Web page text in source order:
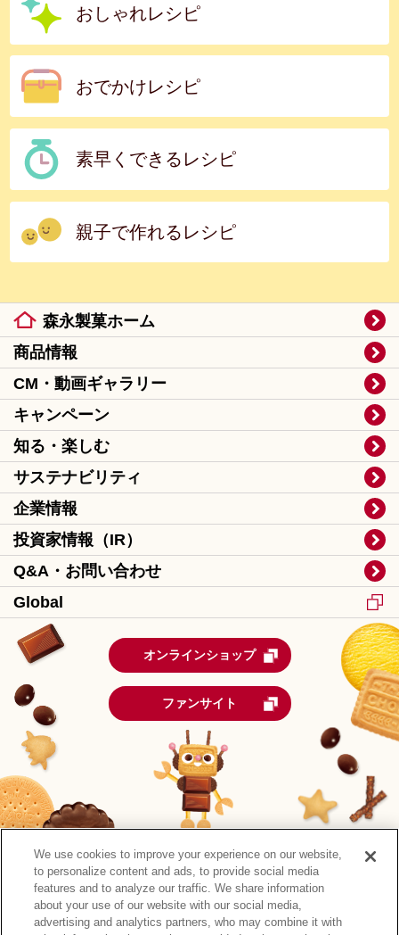
おしゃれレシピ
おでかけレシピ
素早くできるレシピ
親子で作れるレシピ
森永製菓ホーム
商品情報
CM・動画ギャラリー
キャンペーン
知る・楽しむ
サステナビリティ
企業情報
投資家情報（IR）
Q&A・お問い合わせ
Global
オンラインショップ
ファンサイト
We use cookies to improve your experience on our website,
to personalize content and ads, to provide social media
features and to analyze our traffic. We share information
about your use of our website with our social media,
advertising and analytics partners, who may combine it with